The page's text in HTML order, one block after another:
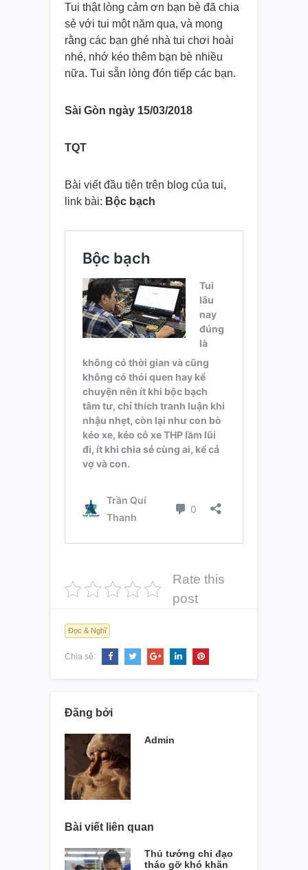
Tui thật lòng cảm ơn bạn bè đã chia
sẻ với tui một năm qua, và mong
rằng các bạn ghé nhà tui chơi hoài
nhé, nhớ kéo thêm bạn bè nhiều
nữa. Tui sẵn lòng đón tiếp các bạn.
Sài Gòn ngày 15/03/2018
TQT
Bài viết đầu tiên trên blog của tui,
link bài: Bộc bạch
Rate this
post
Đọc & Nghĩ
Chia sẻ:
Đăng bởi
Admin
Bài viết liên quan
Thủ tướng chỉ đạo
tháo gỡ khó khăn